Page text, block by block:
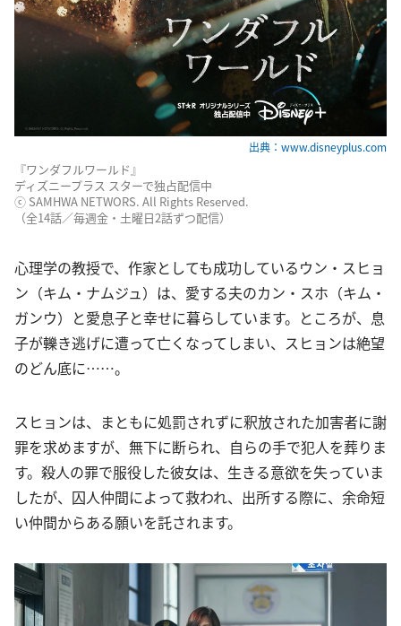
出典：www.disneyplus.com
『ワンダフルワールド』
ディズニープラス スターで独占配信中
ⓒ SAMHWA NETWORS. All Rights Reserved.
（全14話／毎週金・土曜日2話ずつ配信）
心理学の教授で、作家としても成功しているウン・スヒョ
ン（キム・ナムジュ）は、愛する夫のカン・スホ（キム・
ガンウ）と愛息子と幸せに暮らしています。ところが、息
子が轢き逃げに遭って亡くなってしまい、スヒョンは絶望
のどん底に……。
スヒョンは、まともに処罰されずに釈放された加害者に謝
罪を求めますが、無下に断られ、自らの手で犯人を葬りま
す。殺人の罪で服役した彼女は、生きる意欲を失っていま
したが、囚人仲間によって救われ、出所する際に、余命短
い仲間からある願いを託されます。